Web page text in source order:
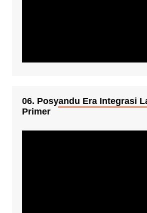
06. Posyandu Era Integrasi
Primer